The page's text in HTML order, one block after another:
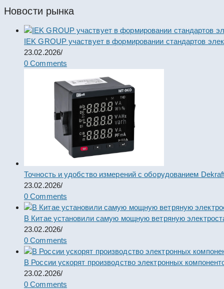
Новости рынка
IEK GROUP участвует в формировании стандартов
23.02.2026/
0 Comments
Точность и удобство измерений с оборудованием
23.02.2026/
0 Comments
В Китае установили самую мощную ветряную
23.02.2026/
0 Comments
В России ускорят производство электронных
23.02.2026/
0 Comments